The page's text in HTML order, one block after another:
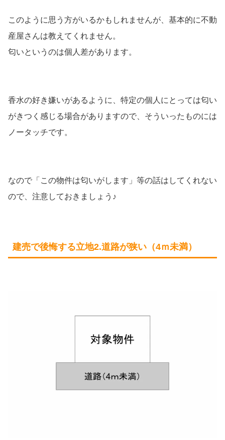
このように思う方がいるかもしれませんが、基本的に不動
産屋さんは教えてくれません。
匂いというのは個人差があります。
香水の好き嫌いがあるように、特定の個人にとっては匂い
がきつく感じる場合がありますので、そういったものには
ノータッチです。
なので「この物件は匂いがします」等の話はしてくれない
ので、注意しておきましょう♪
建売で後悔する立地2.道路が狭い（4ｍ未満）